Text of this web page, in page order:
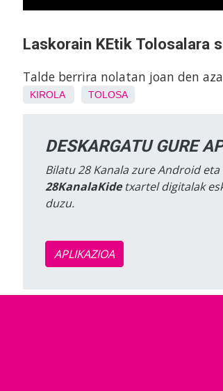
Laskorain KEtik Tolosalara
Talde berrira nolatan joan den
KIROLA TOLOSA
DESKARGATU GURE
Bilatu 28 Kanala zure Android
28KanalaKidetxartel digitalak
duzu.
APLIKAZIOA